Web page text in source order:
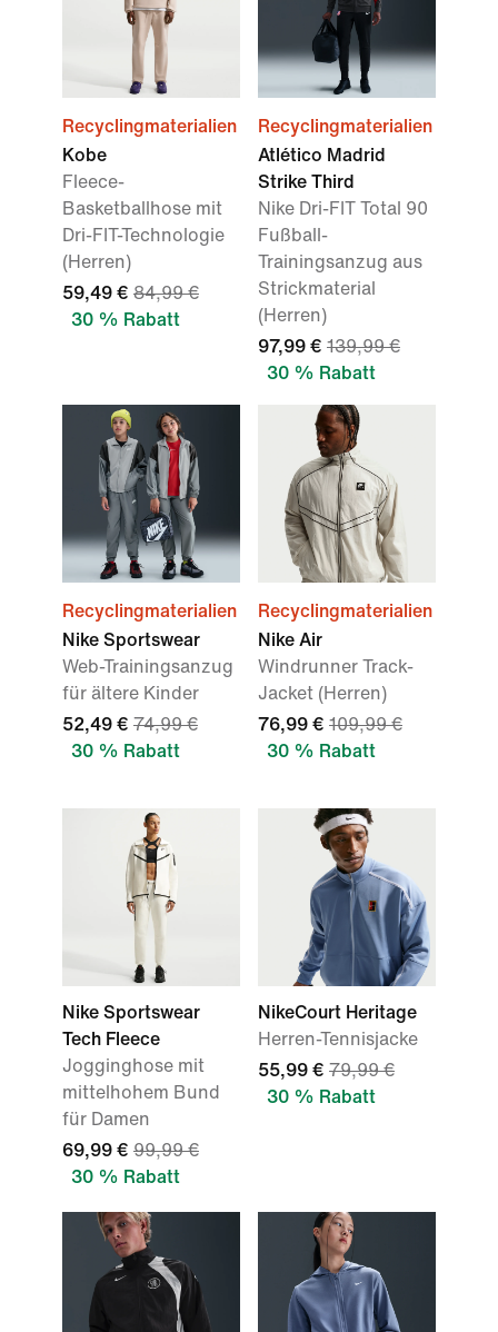
Recyclingmaterialien
Kobe
Fleece-
Basketballhose mit
Dri-FIT-Technologie
(Herren)
59,49 € 84,99 €
30 % Rabatt
Recyclingmaterialien
Atlético Madrid
Strike Third
Nike Dri-FIT Total 90
Fußball-
Trainingsanzug aus
Strickmaterial
(Herren)
97,99 € 139,99 €
30 % Rabatt
Recyclingmaterialien
Nike Sportswear
Web-Trainingsanzug
für ältere Kinder
52,49 € 74,99 €
30 % Rabatt
Recyclingmaterialien
Nike Air
Windrunner Track-
Jacket (Herren)
76,99 € 109,99 €
30 % Rabatt
Nike Sportswear
Tech Fleece
Jogginghose mit
mittelhohem Bund
für Damen
69,99 € 99,99 €
30 % Rabatt
NikeCourt Heritage
Herren-Tennisjacke
55,99 € 79,99 €
30 % Rabatt